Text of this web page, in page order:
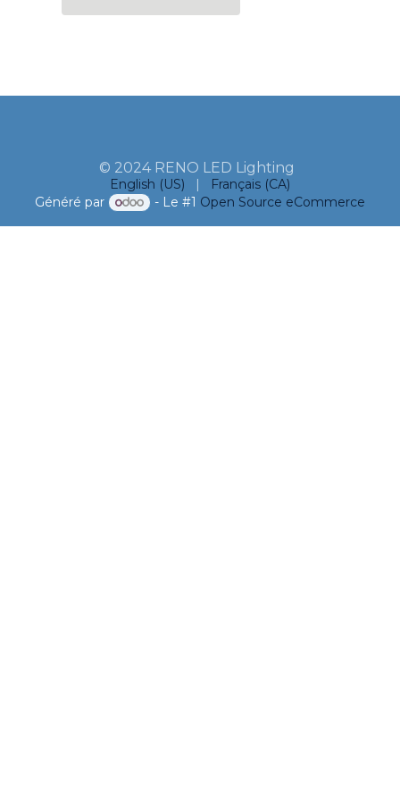
© 2024 RENO LED Lighting
English (US) |
Français (CA)
Généré par
- Le #1 Open Source eCommerce